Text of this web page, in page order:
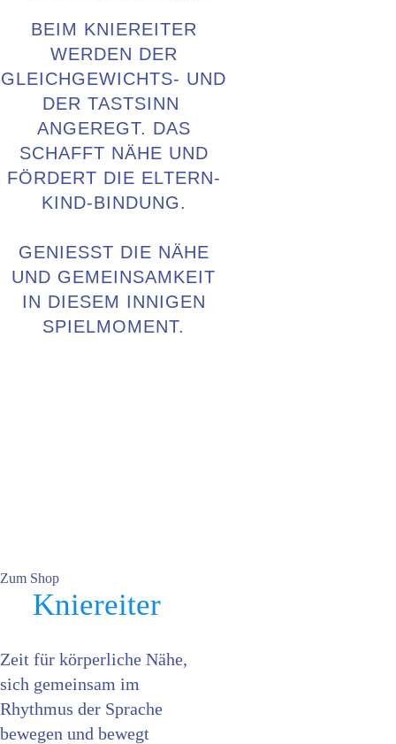
BEIM KNIEREITER
WERDEN DER
GLEICHGEWICHTS- UND
DER TASTSINN
ANGEREGT. DAS
SCHAFFT NÄHE UND
FÖRDERT DIE ELTERN-
KIND-BINDUNG.
GENIESST DIE NÄHE U
ND GEMEINSAMKEIT I
N DIESEM INNIGEN S
PIELMOMENT.
Zum Shop
Kniereiter
Zeit für körperliche Nähe,
sich gemeinsam im
Rhythmus der Sprache
bewegen und bewegt